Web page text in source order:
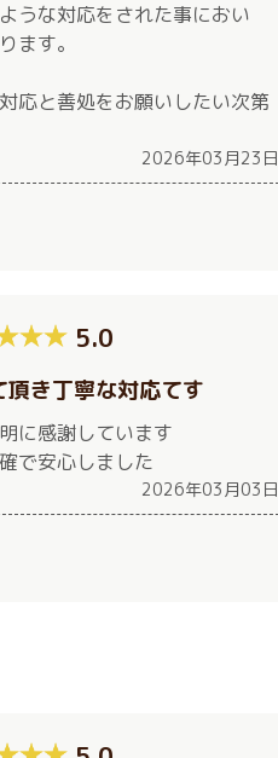
うな対応をされた事におい
ます。
応と善処をお願いしたい次第
2026年03月23日
5.0
き丁寧な対応てす
に感謝しています
で安心しました
2026年03月03日